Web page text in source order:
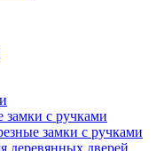
замки с ручками
замки с ручками